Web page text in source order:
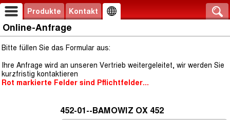
Produkte Kontakt
Online-Anfrage
Bitte füllen Sie das Formular aus:
Ihre Anfrage wird an unseren Vertrieb weitergeleitet, wir werden Sie
kurzfristig kontaktieren
Rot markierte Felder sind Pflichtfelder...
452-01--BAMOWIZ OX 452